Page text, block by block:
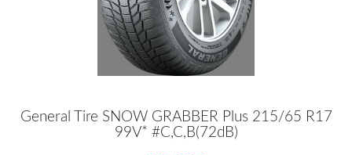
General Tire SNOW GRABBER Plus 215/65 R17
99V* #C,C,B(72dB)